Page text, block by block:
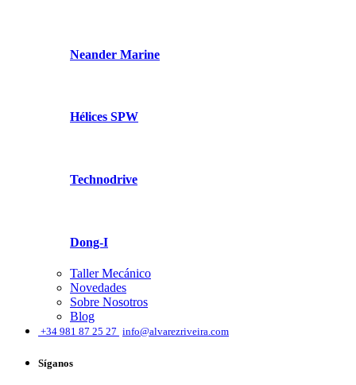
Neander Marine
Hélices SPW
Technodrive
Dong-I
Taller Mecánico
Novedades
Sobre Nosotros
Blog
+34 981 87 25 27 info@alvarezriveira.com
Síganos